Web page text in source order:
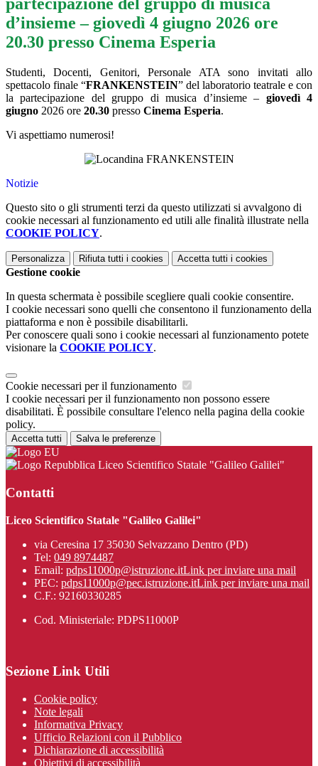
partecipazione del gruppo di musica
d’insieme – giovedì 4 giugno 2026 ore
20.30 presso Cinema Esperia
Studenti, Docenti, Genitori, Personale ATA sono invitati allo
spettacolo finale “FRANKENSTEIN” del laboratorio teatrale e con
la partecipazione del gruppo di musica d’insieme – giovedì 4
giugno 2026 ore 20.30 presso Cinema Esperia.
Vi aspettiamo numerosi!
Notizie
Questo sito o gli strumenti terzi da questo utilizzati si avvalgono di
cookie necessari al funzionamento ed utili alle finalità illustrate nella
COOKIE POLICY.
Personalizza Rifiuta tutti i cookies Accetta tutti i cookies
Gestione cookie
In questa schermata è possibile scegliere quali cookie consentire.
I cookie necessari sono quelli che consentono il funzionamento della
piattaforma e non è possibile disabilitarli.
Per conoscere quali sono i cookie necessari al funzionamento potete
visionare la COOKIE POLICY.
Cookie necessari per il funzionamento
I cookie necessari per il funzionamento non possono essere
disabilitati. È possibile consultare l'elenco nella pagina della cookie
policy.
Accetta tutti Salva le preferenze
Liceo Scientifico Statale "Galileo Galilei"
Contatti
Liceo Scientifico Statale "Galileo Galilei"
via Ceresina 17 35030 Selvazzano Dentro (PD)
Tel: 049 8974487
Email: pdps11000p@istruzione.itLink per inviare una mail
PEC: pdps11000p@pec.istruzione.itLink per inviare una mail
C.F.: 92160330285
Cod. Ministeriale: PDPS11000P
Sezione Link Utili
Cookie policy
Note legali
Informativa Privacy
Ufficio Relazioni con il Pubblico
Dichiarazione di accessibilità
Obiettivi di accessibilità